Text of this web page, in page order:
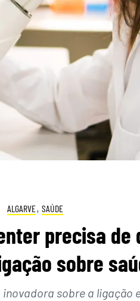
ALGARVE, SAÚDE
precisa de
sobre
sobre a ligação